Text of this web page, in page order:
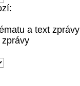
a text zprávy
zprávy